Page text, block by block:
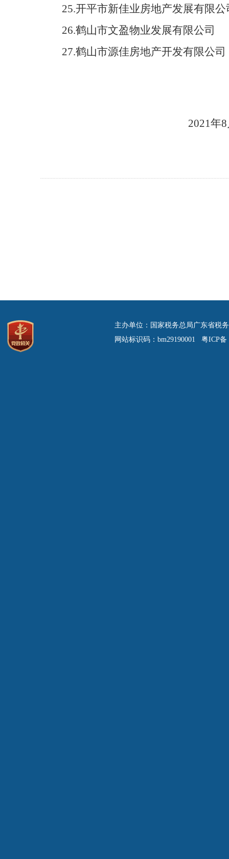
25.开平市新佳业房地产发展有限公
26.鹤山市文盈物业发展有限公司
27.鹤山市源佳房地产开发有限公司
2021年8
主办单位：国家税务总局广东省税
网站标识码：bm29190001 粤ICP